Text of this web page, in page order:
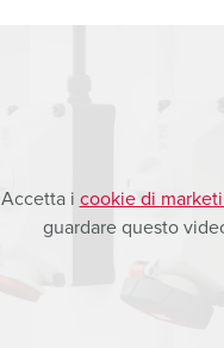
Accetta i cookie di
guardare questo